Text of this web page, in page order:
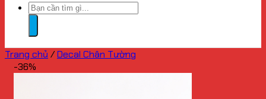
Tìm
kiếm:
Trang chủ /Decal Chân Tường
-36%